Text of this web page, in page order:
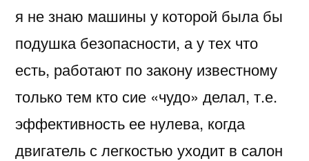
я не знаю машины у которой была бы
подушка безопасности, а у тех что
есть, работают по закону известному
только тем кто сие «чудо» делал, т.е.
эффективность ее нулева, когда
двигатель с легкостью уходит в салон